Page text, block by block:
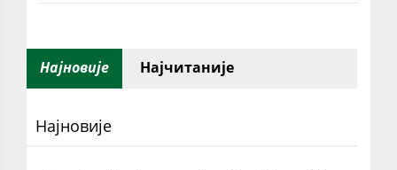
Најновије Најчитаније
Најновије